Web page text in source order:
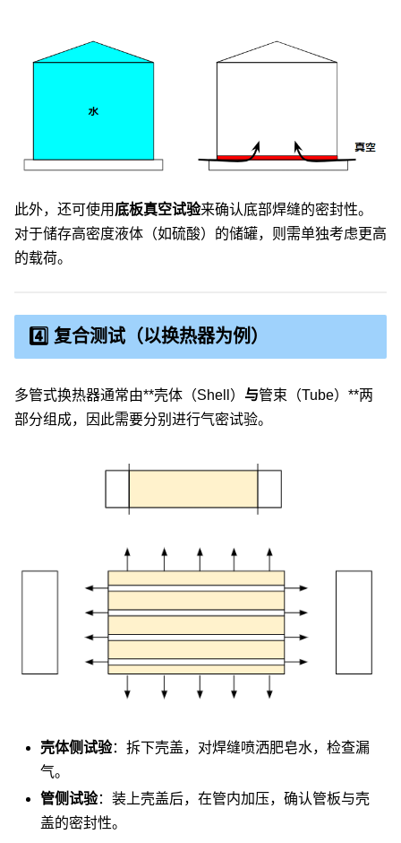
此外，还可使用 底板真空试验来确认底部焊缝的密封性。
对于储存高密度液体（如硫酸）的储罐，则需单独考虑更高
的载荷。
4️⃣ 复合测试（以换热器为例）
多管式换热器通常由**壳体（Shell） 与管束（Tube）**两
部分组成，因此需要分别进行气密试验。
壳体侧试验：拆下壳盖，对焊缝喷洒肥皂水，检查漏
气。
管侧试验：装上壳盖后，在管内加压，确认管板与壳
盖的密封性。